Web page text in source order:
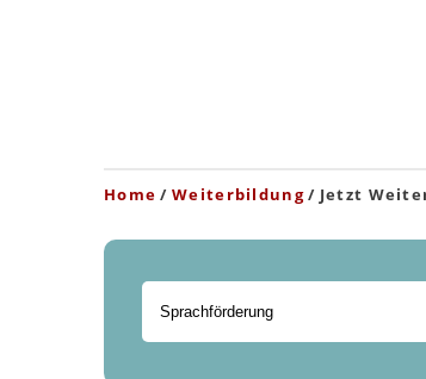
Home Weiterbildung Jetzt